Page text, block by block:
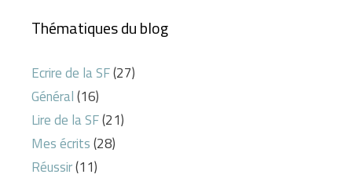
Thématiques du blog
Ecrire de la SF(27)
Général(16)
Lire de la SF(21)
Mes écrits(28)
Réussir(11)